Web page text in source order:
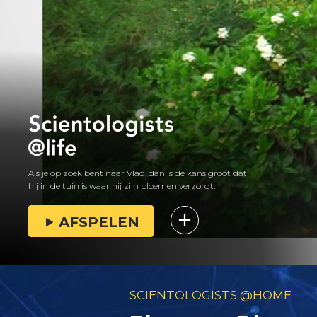
Als je op zoek bent naar Vlad, dan is de kans groot dat
hij in de tuin is waar hij zijn bloemen verzorgt.
AFSPELEN
SCIENTOLOGISTS @HOME